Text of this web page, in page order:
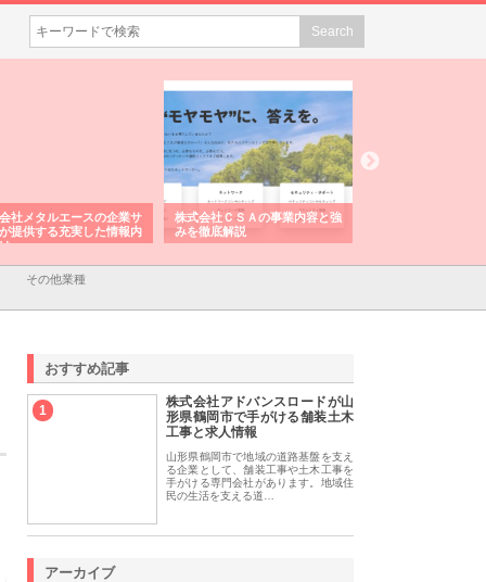
社メタルエースの企業サ
提供する充実した情報内
株式会社ＣＳＡの事業内容と強
みを徹底解説
その他業種
おすすめ記事
1
株式会社アドバンスロードが山
形県鶴岡市で手がける舗装土木
工事と求人情報
山形県鶴岡市で地域の道路基盤を支え
る企業として、舗装工事や土木工事を
手がける専門会社があります。地域住
民の生活を支える道…
アーカイブ